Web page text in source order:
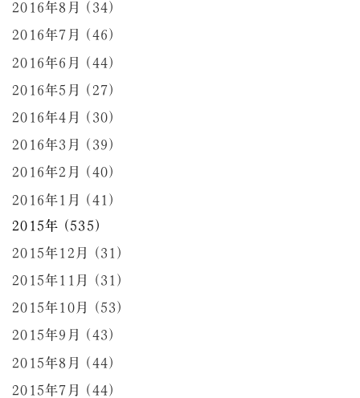
2016年8月 (34)
2016年7月 (46)
2016年6月 (44)
2016年5月 (27)
2016年4月 (30)
2016年3月 (39)
2016年2月 (40)
2016年1月 (41)
2015年 (535)
2015年12月 (31)
2015年11月 (31)
2015年10月 (53)
2015年9月 (43)
2015年8月 (44)
2015年7月 (44)